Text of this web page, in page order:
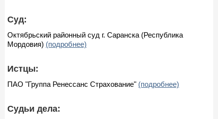
Суд:
Октябрьский районный суд г. Саранска (Республика
Мордовия) (подробнее)
Истцы:
ПАО "Группа Ренессанс Страхование" (подробнее)
Судьи дела: